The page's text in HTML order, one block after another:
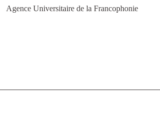
Agence Universitaire de la Francophonie